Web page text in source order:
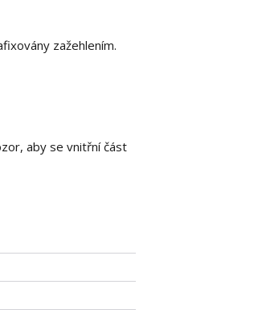
zažehlením.
aby se vnitřní část